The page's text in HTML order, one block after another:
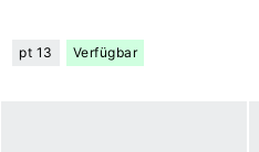
pt 13 Verfügbar